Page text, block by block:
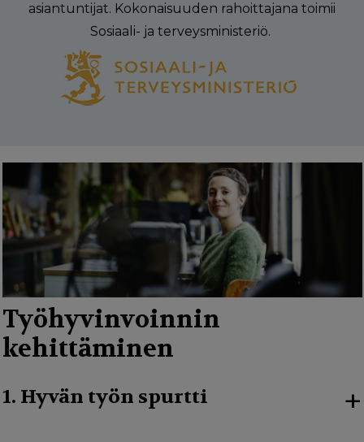
asiantuntijat. Kokonaisuuden rahoittajana toimii
Sosiaali- ja terveysministeriö.
Työhyvinvoinnin
kehittäminen
1. Hyvän työn spurtti +